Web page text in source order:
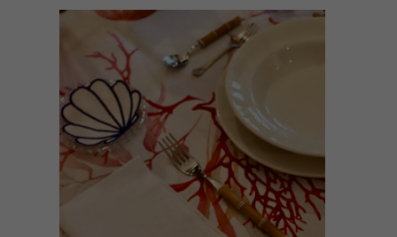
AÑADIR AL CARRITO